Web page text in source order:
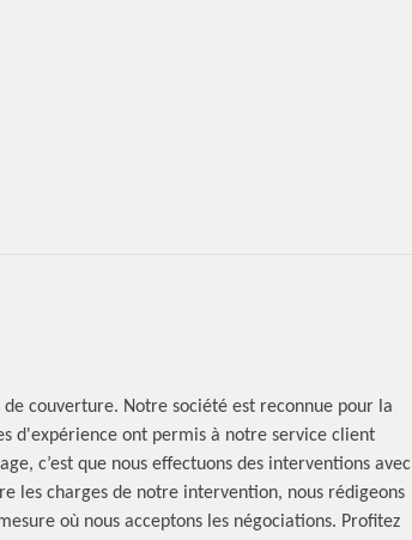
couverture. Notre société est reconnue pour la
d'expérience ont permis à notre service client
c’est que nous effectuons des interventions avec
les charges de notre intervention, nous rédigeons
où nous acceptons les négociations. Profitez